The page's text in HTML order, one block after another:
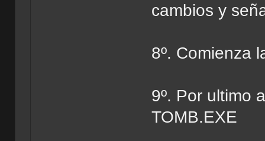
cambios y
8º. Comienza
9º. Por ultimo
TOMB.EXE